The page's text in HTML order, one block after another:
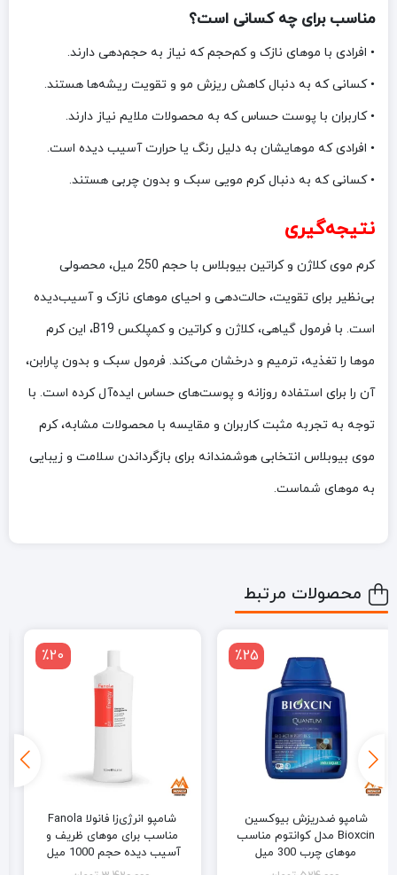
مناسب برای چه کسانی است؟
• افرادی با موهای نازک و کم‌حجم که نیاز به حجم‌دهی دارند.
• کسانی که به دنبال کاهش ریزش مو و تقویت ریشه‌ها هستند.
• کاربران با پوست حساس که به محصولات ملایم نیاز دارند.
• افرادی که موهایشان به دلیل رنگ یا حرارت آسیب دیده است.
• کسانی که به دنبال کرم مویی سبک و بدون چربی هستند.
نتیجه‌گیری
کرم موی کلاژن و کراتین بیوبلاس با حجم 250 میل، محصولی
بی‌نظیر برای تقویت، حالت‌دهی و احیای موهای نازک و آسیب‌دیده
است. با فرمول گیاهی، کلاژن و کراتین و کمپلکس B19، این کرم
موها را تغذیه، ترمیم و درخشان می‌کند. فرمول سبک و بدون پارابن،
آن را برای استفاده روزانه و پوست‌های حساس ایده‌آل کرده است. با
توجه به تجربه مثبت کاربران و مقایسه با محصولات مشابه، کرم
موی بیوبلاس انتخابی هوشمندانه برای بازگرداندن سلامت و زیبایی
به موهای شماست.
محصولات مرتبط
٪20
شامپو انرژی‌زا فانولا Fanola
مناسب برای موهای ظریف و
آسیب دیده حجم 1000 میل
٪12
کرم موهای فر و مجعد لورال
LOreal مدل Mucizevi Yag
Amla حجم 200 میل